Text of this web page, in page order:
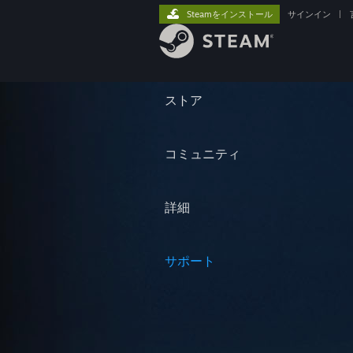
ストア
コミュニティ
詳細
サポート
Steamをインストール サインイン